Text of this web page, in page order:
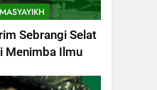
Sebrangi Selat
Menimba Ilmu